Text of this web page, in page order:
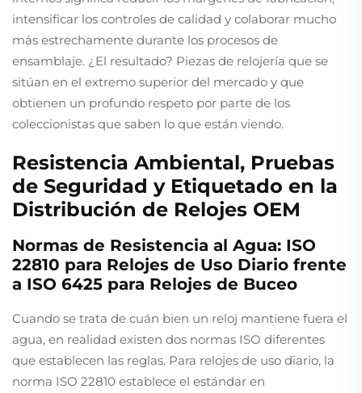
intensificar los controles de calidad y colaborar mucho
más estrechamente durante los procesos de
ensamblaje. ¿El resultado? Piezas de relojería que se
sitúan en el extremo superior del mercado y que
obtienen un profundo respeto por parte de los
coleccionistas que saben lo que están viendo.
Resistencia Ambiental, Pruebas
de Seguridad y Etiquetado en la
Distribución de Relojes OEM
Normas de Resistencia al Agua: ISO
22810 para Relojes de Uso Diario frente
a ISO 6425 para Relojes de Buceo
Cuando se trata de cuán bien un reloj mantiene fuera el
agua, en realidad existen dos normas ISO diferentes
que establecen las reglas. Para relojes de uso diario, la
norma ISO 22810 establece el estándar en